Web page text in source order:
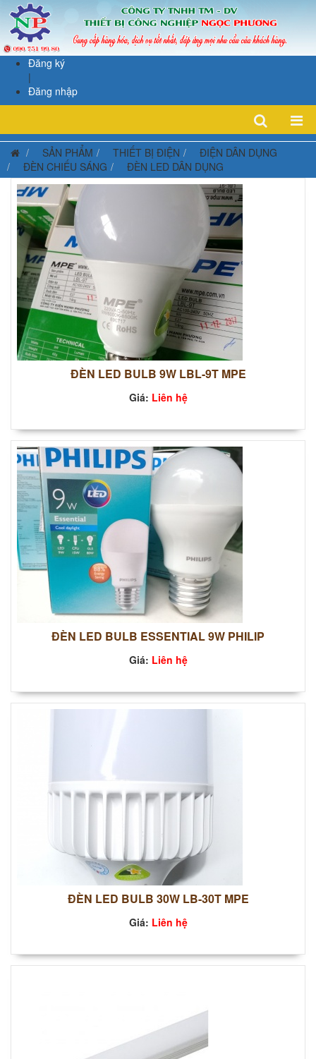
Đăng ký
|
Đăng nhập
SẢN PHẨM THIẾT BỊ ĐIỆN
ĐIỆN DÂN DỤNG
ĐÈN CHIẾU SÁNG
ĐÈN LED DÂN DỤNG
ĐÈN LED BULB 9W LBL-9T MPE
Giá: Liên hệ
ĐÈN LED BULB ESSENTIAL 9W PHILIP
Giá: Liên hệ
ĐÈN LED BULB 30W LB-30T MPE
Giá: Liên hệ